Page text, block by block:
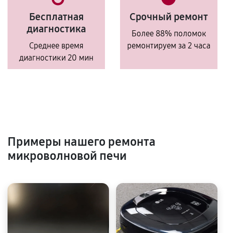
Бесплатная
диагностика
Среднее время
диагностики 20 мин
Срочный ремонт
Более 88% поломок
ремонтируем за 2 часа
Примеры нашего ремонта
микроволновой печи